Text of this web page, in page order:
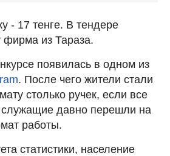
- 17 тенге. В тендере
из Тараза.
появилась в одном из
. После чего жители стали
столько ручек, если все
служащие давно перешли на
работы.
статистики, население